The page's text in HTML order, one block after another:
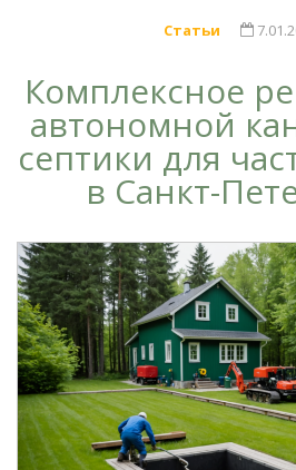
Статьи
Комплексное
автономной
септики для
в Санкт-